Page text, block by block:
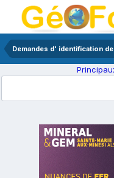
Demandes d' identification